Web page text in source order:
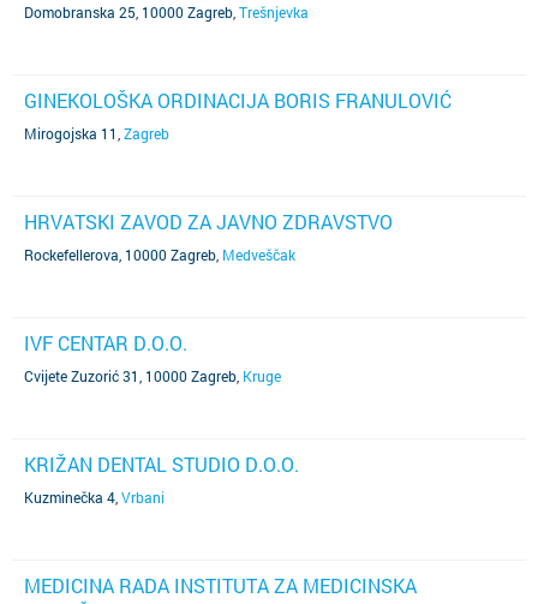
Domobranska 25, 10000 Zagreb Trešnjevka
GINEKOLOŠKA ORDINACIJA BORIS FRANULOVIĆ
Mirogojska 11 Zagreb
HRVATSKI ZAVOD ZA JAVNO ZDRAVSTVO
Rockefellerova, 10000 Zagreb Medveščak
IVF CENTAR D.O.O.
Cvijete Zuzorić 31, 10000 Zagreb Kruge
KRIŽAN DENTAL STUDIO D.O.O.
Kuzminečka 4 Vrbani
MEDICINA RADA INSTITUTA ZA MEDICINSKA